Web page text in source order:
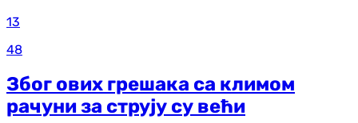
13
48
Због ових грешака са климом
рачуни за струју су већи